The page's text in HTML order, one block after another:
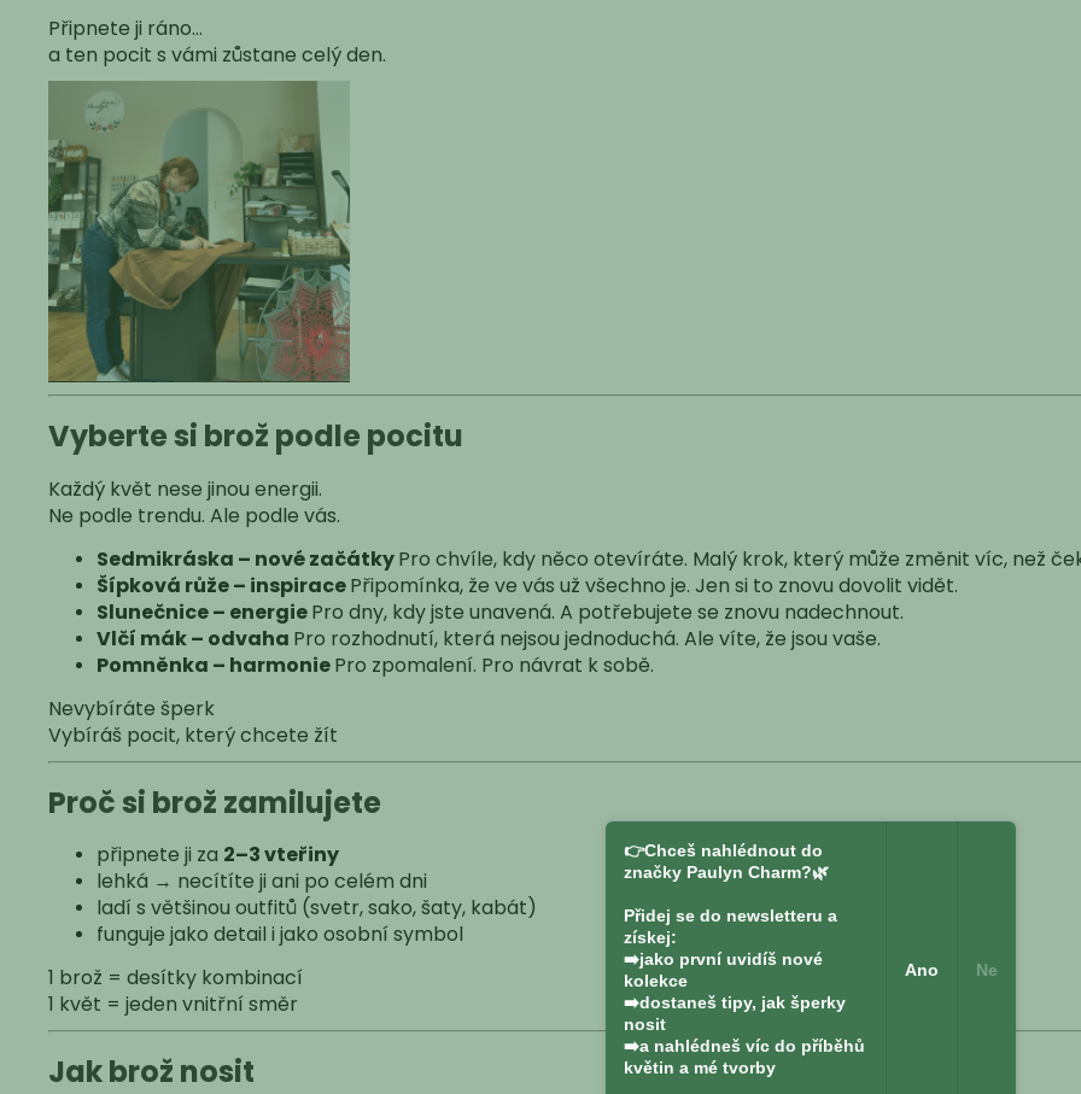
Připnete ji ráno…
a ten pocit s vámi zůstane celý den.
Vyberte si brož podle pocitu
Každý květ nese jinou energii.
Ne podle trendu. Ale podle vás.
Sedmikráska – nové začátkyPro chvíle, kdy něco otevíráte. Malý krok, který může změnit víc, než
Šípková růže – inspiracePřipomínka, že ve vás už všechno je. Jen si to znovu dovolit vidět.
Slunečnice – energiePro dny, kdy jste unavená. A potřebujete se znovu nadechnout.
Vlčí mák – odvaha Pro rozhodnutí, která nejsou jednoduchá. Ale víte, že jsou vaše.
Pomněnka – harmoniePro zpomalení. Pro návrat k sobě.
Nevybíráte šperk
Vybíráš pocit, který chcete žít
Proč si brož zamilujete
připnete ji za 2–3 vteřiny
lehká → necítíte ji ani po celém dni
ladí s většinou outfitů (svetr, sako, šaty, kabát)
funguje jako detail i jako osobní symbol
1 brož = desítky kombinací
1 květ = jeden vnitřní směr
Jak brož nosit
👉Chceš nahlédnout do
značky Paulyn Charm?🌿
Přidej se do newsletteru a
získej:
➡️jako první uvidíš nové
kolekce
➡️dostaneš tipy, jak šperky
nosit
➡️a nahlédneš víc do příběhů
květin a mé tvorby
Ano Ne